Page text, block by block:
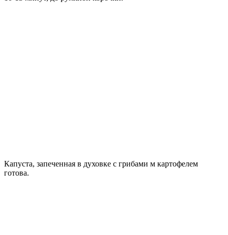
Капуста, запеченная в духовке с грибами м картофелем
готова.